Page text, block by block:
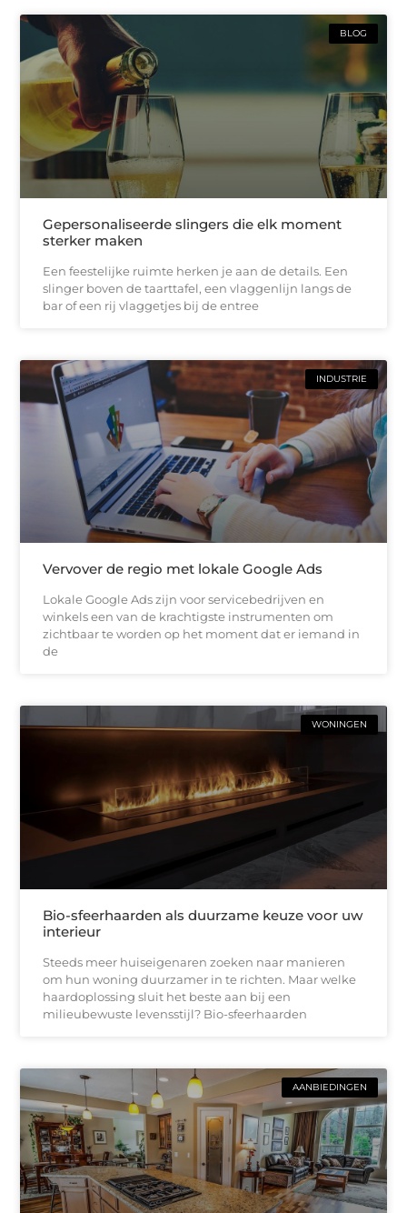
BLOG
Gepersonaliseerde slingers die elk moment
sterker maken
Een feestelijke ruimte herken je aan de details. Een
slinger boven de taarttafel, een vlaggenlijn langs de
bar of een rij vlaggetjes bij de entree
INDUSTRIE
Vervover de regio met lokale Google Ads
Lokale Google Ads zijn voor servicebedrijven en
winkels een van de krachtigste instrumenten om
zichtbaar te worden op het moment dat er iemand in
de
WONINGEN
Bio-sfeerhaarden als duurzame keuze voor uw
interieur
Steeds meer huiseigenaren zoeken naar manieren
om hun woning duurzamer in te richten. Maar welke
haardoplossing sluit het beste aan bij een
milieubewuste levensstijl? Bio-sfeerhaarden
AANBIEDINGEN